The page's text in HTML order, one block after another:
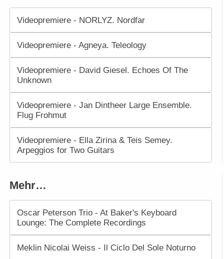
Videopremiere - NORLYZ. Nordfar
Videopremiere - Agneya. Teleology
Videopremiere - David Giesel. Echoes Of The
Unknown
Videopremiere - Jan Dintheer Large Ensemble.
Flug Frohmut
Videopremiere - Ella Zirina & Teis Semey.
Arpeggios for Two Guitars
Mehr…
Oscar Peterson Trio - At Baker's Keyboard
Lounge: The Complete Recordings
Meklin Nicolai Weiss - Il Ciclo Del Sole Noturno